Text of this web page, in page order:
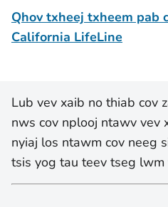
Qhov txheej txheem pab
California LifeLine
Lub vev xaib no thiab cov
nws cov nplooj ntawv vev
nyiaj los ntawm cov neeg
tsis yog tau teev tseg lwm